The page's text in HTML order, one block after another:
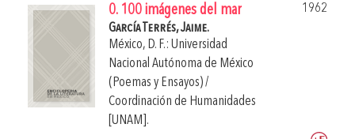
0. 100 imágenes del mar
1962
García Terrés, Jaime.
México, D. F.: Universidad
Nacional Autónoma de México
(Poemas y Ensayos) /
Coordinación de Humanidades
[UNAM].